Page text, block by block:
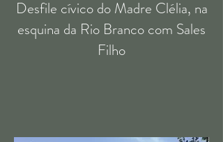
Desfile cívico do Madre Clélia, na
esquina da Rio Branco com Sales
Filho